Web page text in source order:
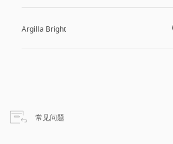
Argilla Bright
常见问题